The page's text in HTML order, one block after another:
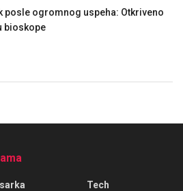
posle ogromnog uspeha: Otkriveno
bioskope
Tech